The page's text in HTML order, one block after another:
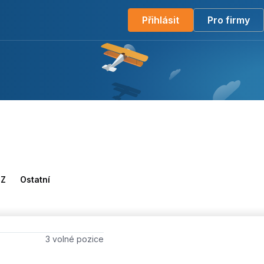
Přihlásit Pro firmy
Z Ostatní
Počet volných míst
3 volné pozice